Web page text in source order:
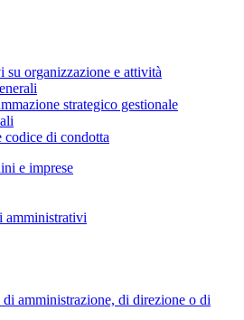
organizzazione e attività
strategico gestionale
codice di condotta
e imprese
amministrativi
amministrazione, di direzione o di